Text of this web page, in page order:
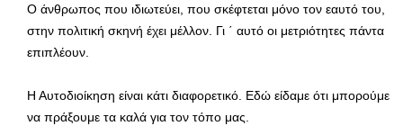
Ο άνθρωπος που ιδιωτεύει, που σκέφτεται μόνο τον εαυτό του,
στην πολιτική σκηνή έχει μέλλον. Γι ΄ αυτό οι μετριότητες πάντα
επιπλέουν.
Η Αυτοδιοίκηση είναι κάτι διαφορετικό. Εδώ είδαμε ότι μπορούμε
να πράξουμε τα καλά για τον τόπο μας.